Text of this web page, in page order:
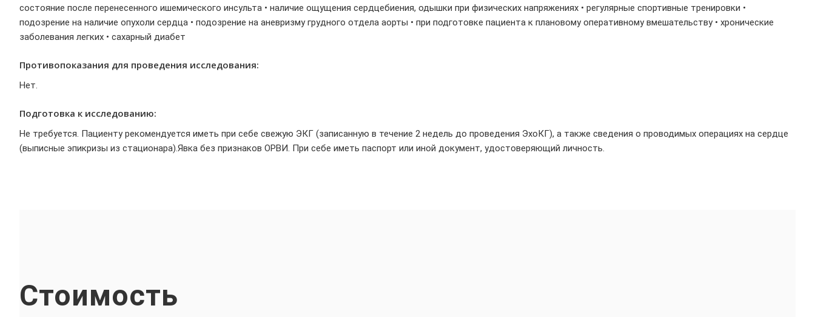
состояние после перенесенного ишемического инсульта • наличие ощущения сердцебиения, одышки при физических напряжениях • регулярные спортивные тренировки •
подозрение на наличие опухоли сердца • подозрение на аневризму грудного отдела аорты • при подготовке пациента к плановому оперативному вмешательству • хронические
заболевания легких • сахарный диабет
Противопоказания для проведения исследования:
Нет.
Подготовка к исследованию:
Не требуется. Пациенту рекомендуется иметь при себе свежую ЭКГ (записанную в течение 2 недель до проведения ЭхоКГ), а также сведения о проводимых операциях на сердце
(выписные эпикризы из стационара).Явка без признаков ОРВИ. При себе иметь паспорт или иной документ, удостоверяющий личность.
Стоимость